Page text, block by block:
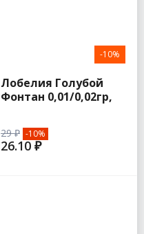
-10%
Лобелия Голубой
Фонтан 0,01/0,02гр,
Алтая)
29 ₽ -10%
26.10 ₽